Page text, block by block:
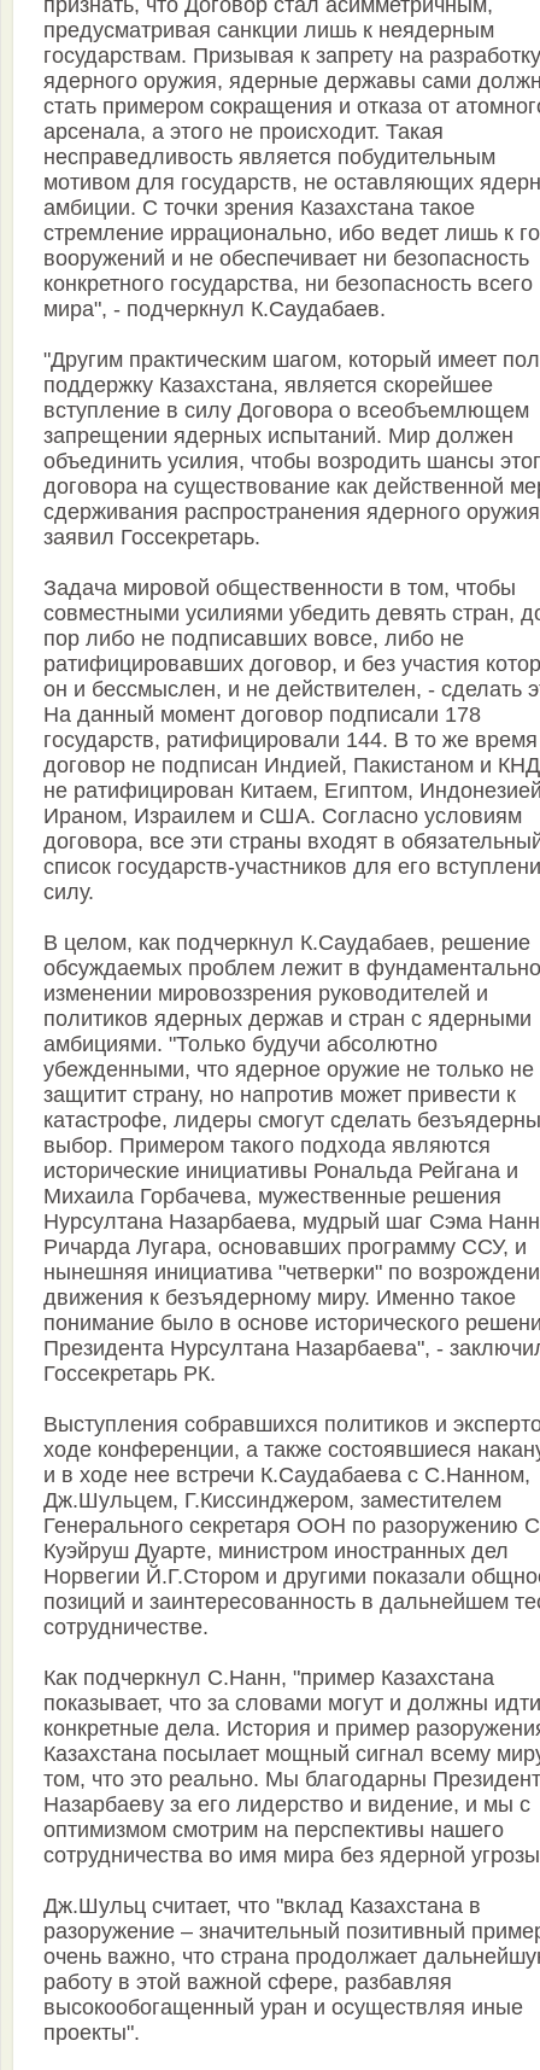
признать, что Договор стал асимметричным,
предусматривая санкции лишь к неядерным
государствам. Призывая к запрету на разработку
ядерного оружия, ядерные державы сами
стать примером сокращения и отказа от
арсенала, а этого не происходит. Такая
несправедливость является побудительным
мотивом для государств, не оставляющих
амбиции. С точки зрения Казахстана такое
стремление иррационально, ибо ведет лишь к
вооружений и не обеспечивает ни безопасность
конкретного государства, ни безопасность всего
мира", - подчеркнул К.Саудабаев.
"Другим практическим шагом, который имеет
поддержку Казахстана, является скорейшее
вступление в силу Договора о всеобъемлющем
запрещении ядерных испытаний. Мир должен
объединить усилия, чтобы возродить шансы
договора на существование как действенной
сдерживания распространения ядерного
заявил Госсекретарь.
Задача мировой общественности в том, чтобы
совместными усилиями убедить девять стран,
пор либо не подписавших вовсе, либо не
ратифицировавших договор, и без участия
он и бессмыслен, и не действителен, - сделать
На данный момент договор подписали 178
государств, ратифицировали 144. В то же время
договор не подписан Индией, Пакистаном и
не ратифицирован Китаем, Египтом,
Ираном, Израилем и США. Согласно условиям
договора, все эти страны входят в
список государств-участников для его
силу.
В целом, как подчеркнул К.Саудабаев, решение
обсуждаемых проблем лежит в
изменении мировоззрения руководителей и
политиков ядерных держав и стран с ядерными
амбициями. "Только будучи абсолютно
убежденными, что ядерное оружие не только не
защитит страну, но напротив может привести к
катастрофе, лидеры смогут сделать
выбор. Примером такого подхода являются
исторические инициативы Рональда Рейгана и
Михаила Горбачева, мужественные решения
Нурсултана Назарбаева, мудрый шаг Сэма
Ричарда Лугара, основавших программу ССУ, и
нынешняя инициатива "четверки" по
движения к безъядерному миру. Именно такое
понимание было в основе исторического
Президента Нурсултана Назарбаева", -
Госсекретарь РК.
Выступления собравшихся политиков и
ходе конференции, а также состоявшиеся
и в ходе нее встречи К.Саудабаева с С.Нанном,
Дж.Шульцем, Г.Киссинджером, заместителем
Генерального секретаря ООН по разоружению
Куэйруш Дуарте, министром иностранных дел
Норвегии Й.Г.Стором и другими показали
позиций и заинтересованность в дальнейшем
сотрудничестве.
Как подчеркнул С.Нанн, "пример Казахстана
показывает, что за словами могут и должны идти
конкретные дела. История и пример
Казахстана посылает мощный сигнал всему
том, что это реально. Мы благодарны
Назарбаеву за его лидерство и видение, и мы с
оптимизмом смотрим на перспективы нашего
сотрудничества во имя мира без ядерной
Дж.Шульц считает, что "вклад Казахстана в
разоружение – значительный позитивный
очень важно, что страна продолжает
работу в этой важной сфере, разбавляя
высокообогащенный уран и осуществляя иные
проекты".